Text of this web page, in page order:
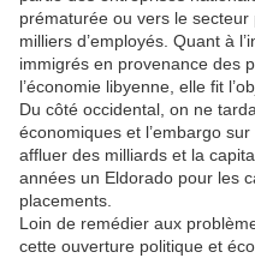
prématurée ou vers le
milliers d’employés. Quant à
immigrés en provenance des
l’économie libyenne, elle fit
Du côté occidental, on ne
économiques et l’embargo
affluer des milliards et la
années un Eldorado pour les
placements.
Loin de remédier aux
cette ouverture politique et